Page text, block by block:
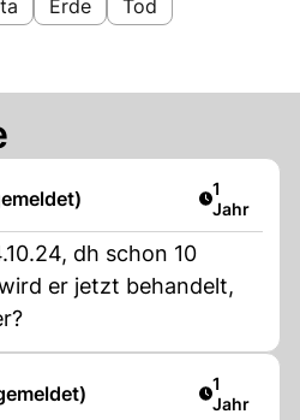
Erde
Tod
Artikel
1
Jahr
dh schon 10
er jetzt behandelt,
Artikel
1
Jahr